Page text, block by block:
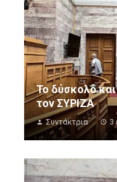
Το δύσκολο
τον ΣΥΡΙΖΑ
Συντάκτρια 3